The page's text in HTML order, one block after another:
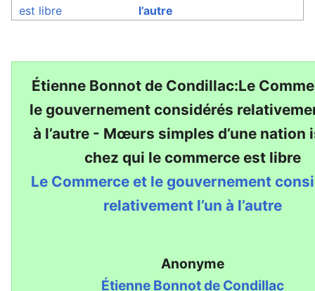
est libre
l’autre
Étienne Bonnot de Condillac:Le
le gouvernement considérés
à l’autre - Mœurs simples d’une nation
chez qui le commerce est libre
Le Commerce et le gouvernement
relativement l’un à l’autre
Anonyme
Étienne Bonnot de Condillac